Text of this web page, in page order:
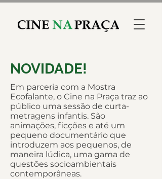
NOVIDADE!
Em parceria com a Mostra
Ecofalante, o Cine na Praça traz ao
público uma sessão de curta-
metragens infantis. São
animações, ficções e até um
pequeno documentário que
introduzem aos pequenos, de
maneira lúdica, uma gama de
questões socioambientais
contemporâneas.